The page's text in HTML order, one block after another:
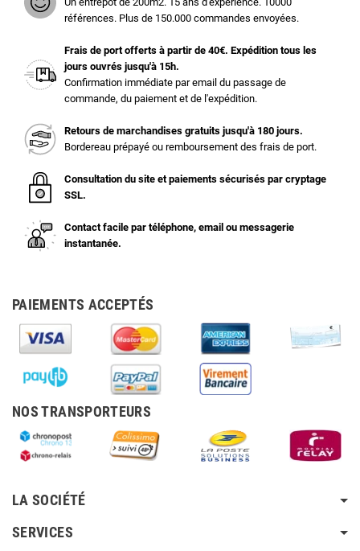
références. Plus de 150.000 commandes envoyées.
Frais de port offerts à partir de 40€. Expédition tous les
jours ouvrés jusqu'à 15h.
Confirmation immédiate par email du passage de
commande, du paiement et de l'expédition.
Retours de marchandises gratuits jusqu'à 180 jours.
Bordereau prépayé ou remboursement des frais de port.
Consultation du site et paiements sécurisés par cryptage
SSL.
Contact facile par téléphone, email ou messagerie
instantanée.
PAIEMENTS ACCEPTÉS
NOS TRANSPORTEURS
LA SOCIÉTÉ
SERVICES